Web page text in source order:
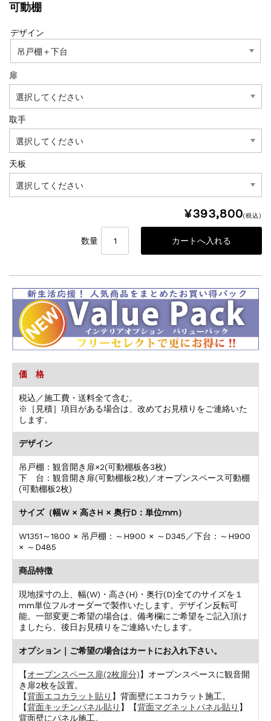
可動棚
デザイン
扉
取手
天板
¥393,800(税込)
数量
価 格
税込／施工費・送料全て含む。
※［見積］項目がある場合は、改めてお見積りをご連絡いた
します。
デザイン
吊戸棚：観音開き扉×2(可動棚板各3枚)
下 台：観音開き扉(可動棚板2枚)／オープンスペース可動棚
(可動棚板2枚)
サイズ（幅W × 高さH × 奥行D：単位mm）
W1351～1800 × 吊戸棚：～H900 × ～D345／下台：～H900
× ～D485
商品特徴
現地採寸の上、幅(W)・高さ(H)・奥行(D)全てのサイズを１
mm単位フルオーダーで製作いたします。デザイン反転可
能。一部変更ご希望の場合は、備考欄にご希望をご記入頂け
ましたら、後日お見積りをご連絡いたします。
オプション｜ご希望の場合はカートにお入れ下さい。
【オープンスペース扉(2枚扉分)】オープンスペースに観音開
き扉2枚を設置。
【背面エコカラット貼り 】背面壁にエコカラット施工。
【背面キッチンパネル貼り 】【背面マグネットパネル貼り 】
背面壁にパネル施工。